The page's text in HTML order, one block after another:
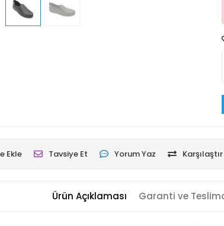
Ekle Tavsiye Et Yorum Yaz Karşılaştır
Ürün Açıklaması Garanti ve